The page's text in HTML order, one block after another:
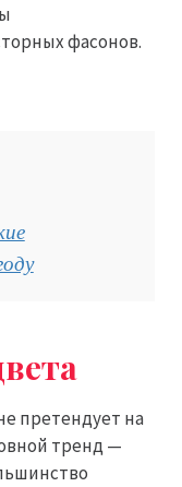
фасонов.
претендует на
тренд —